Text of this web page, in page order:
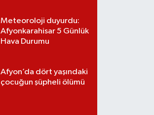
Meteoroloji duyurdu:
Afyonkarahisar 5 Günlük
Hava Durumu
Afyon’da dört yaşındaki
çocuğun şüpheli ölümü